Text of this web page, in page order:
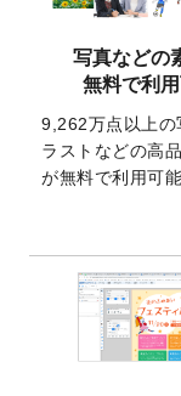
2025/12/22
2025/9/30
2025/9/10
2025/8/1
写真などの
無料で利
9,262万点以上の
ラストなどの高
が無料で利用可能